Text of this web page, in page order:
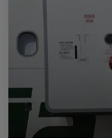
Papa
Chiesa
Chiesa